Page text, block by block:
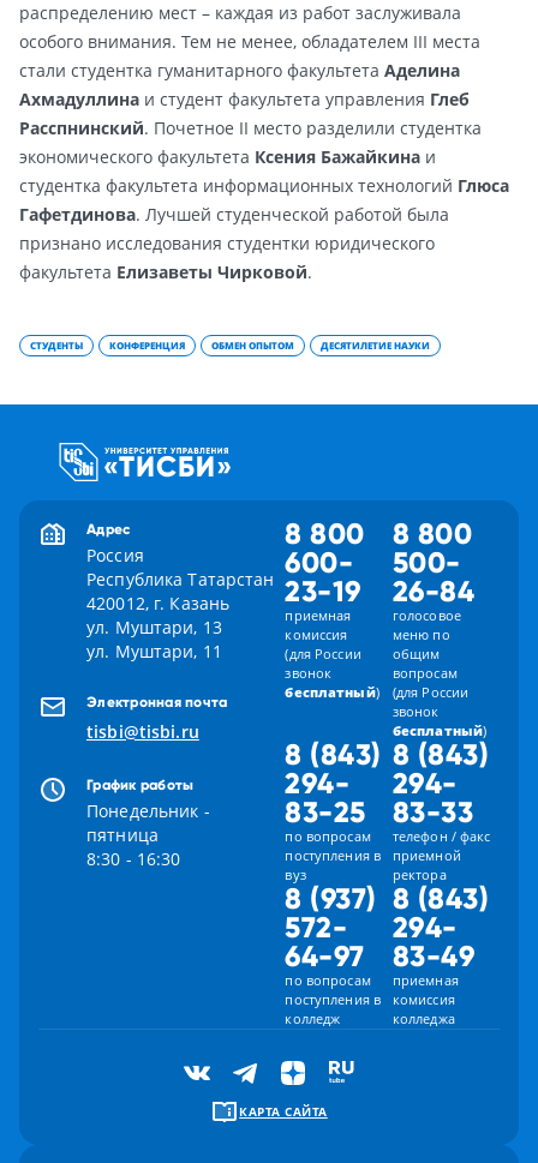
распределению мест – каждая из работ заслуживала
особого внимания. Тем не менее, обладателем III места
стали студентка гуманитарного факультета Аделина
Ахмадуллина и студент факультета управления Глеб
Расспнинский. Почетное II место разделили студентка
экономического факультета Ксения Бажайкина и
студентка факультета информационных технологий Глюса
Гафетдинова. Лучшей студенческой работой была
признано исследования студентки юридического
факультета Елизаветы Чирковой.
СТУДЕНТЫ КОНФЕРЕНЦИЯ ОБМЕН ОПЫТОМ ДЕСЯТИЛЕТИЕ НАУКИ
Адрес
Россия
Республика Татарстан
420012, г. Казань
ул. Муштари, 13
ул. Муштари, 11
Электронная почта
tisbi@tisbi.ru
График работы
Понедельник -
пятница
8:30 - 16:30
8 800
600-
23-19
приемная
комиссия
(для России
звонок
бесплатный)
8 800
500-
26-84
голосовое
меню по
общим
вопросам
(для России
звонок
бесплатный)
8 (843)
294-
83-25
по вопросам
поступления в
вуз
8 (843)
294-
83-33
телефон / факс
приемной
ректора
8 (937)
572-
64-97
по вопросам
поступления в
колледж
8 (843)
294-
83-49
приемная
комиссия
колледжа
КАРТА САЙТА